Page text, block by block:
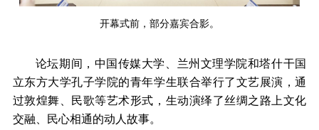
开幕式前，部分嘉宾合影。
论坛期间，中国传媒大学、兰州文理学院和塔什干国
立东方大学孔子学院的青年学生联合举行了文艺展演，通
过敦煌舞、民歌等艺术形式，生动演绎了丝绸之路上文化
交融、民心相通的动人故事。